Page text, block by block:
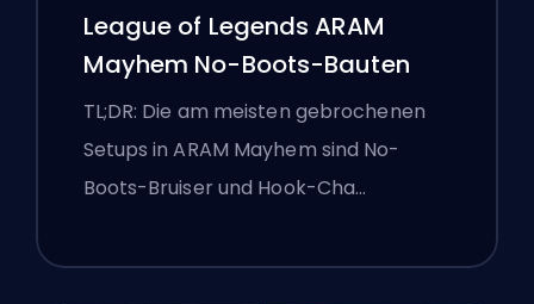
League of Legends ARAM
Mayhem No-Boots-Bauten
TL;DR: Die am meisten gebrochenen
Setups in ARAM Mayhem sind No-
Boots-Bruiser und Hook-Cha…